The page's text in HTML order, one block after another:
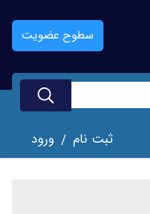
سطوح عضویت
ثبت نام / ورود